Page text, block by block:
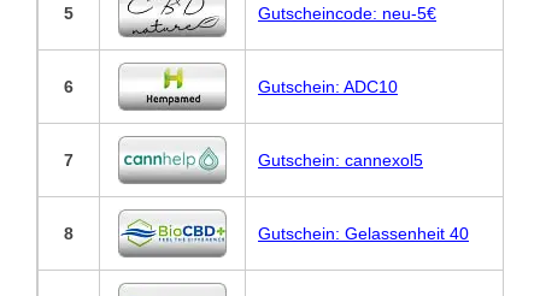
5 Gutscheincode: neu-5€
6 Gutschein: ADC10
7 Gutschein: cannexol5
8 Gutschein: Gelassenheit 40